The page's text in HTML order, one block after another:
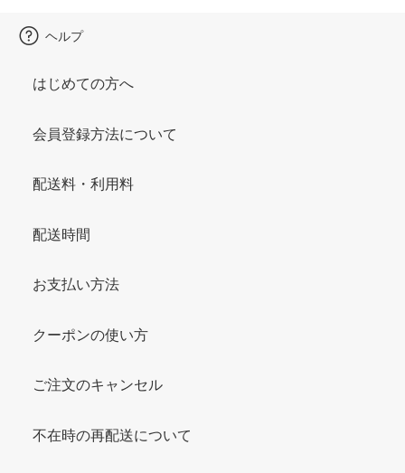
ヘルプ
はじめての方へ
会員登録方法について
配送料・利用料
配送時間
お支払い方法
クーポンの使い方
ご注文のキャンセル
不在時の再配送について